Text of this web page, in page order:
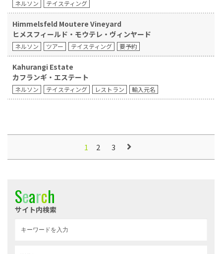
ネルソン テイスティング
Himmelsfeld Moutere Vineyard
ヒメスフィールド・モウテレ・ヴィンヤード
ネルソン ツアー テイスティング 要予約
Kahurangi Estate
カフランギ・エステート
ネルソン テイスティング レストラン 輸入元名
1 2 3
Search
サイト内検索